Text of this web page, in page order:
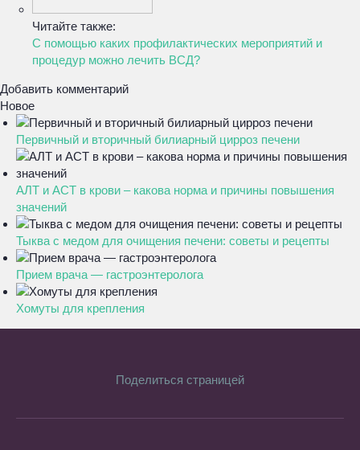
Читайте также:
С помощью каких профилактических мероприятий и
процедур можно лечить ВСД?
Добавить комментарий
Новое
Первичный и вторичный билиарный цирроз печени
АЛТ и АСТ в крови – какова норма и причины повышения
значений
Тыква с медом для очищения печени: советы и рецепты
Прием врача — гастроэнтеролога
Хомуты для крепления
Поделиться страницей